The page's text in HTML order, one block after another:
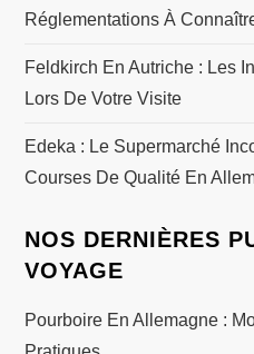
Réglementations À
Feldkirch En Autriche : Les
Lors De Votre Visite
Edeka : Le Supermarché
Courses De Qualité En
NOS DERNIÈRES
VOYAGE
Pourboire En Allemagne :